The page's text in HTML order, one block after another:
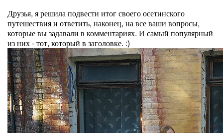
Друзья, я решила подвести итог своего осетинского
путешествия и ответить, наконец, на все ваши вопросы,
которые вы задавали в комментариях. И самый популярный
из них - тот, который в заголовке. :)